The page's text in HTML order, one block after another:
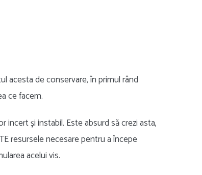
acesta de conservare, în primul rând
ce facem.
și instabil. Este absurd să crezi asta,
resursele necesare pentru a începe
acelui vis.